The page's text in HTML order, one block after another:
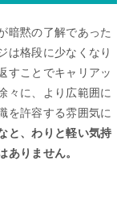
暗黙の了解であった
は格段に少なくなり
すことでキャリアッ
々に、より広範囲に
を許容する雰囲気に
と、わりと軽い気持
ありません。